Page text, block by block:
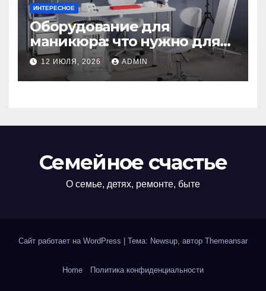
ИНТЕРЕСНОЕ
Оборудование для
маникюра: что нужно для
идеального маникюра
12 ИЮЛЯ, 2026 ADMIN
Семейное счастье
О семье, детях, ремонте, быте
Сайт работает на WordPress Тема: Newsup, автор Themeansar
Home Политика конфиденциальности